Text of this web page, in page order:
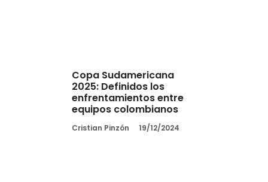
Copa Sudamericana
2025: Definidos los
enfrentamientos entre
equipos colombianos
Cristian Pinzón 19/12/2024